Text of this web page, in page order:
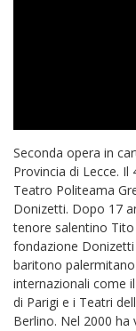
Seconda opera in
Provincia di Lecce.
Teatro Politeama
Donizetti. Dopo 17
tenore salentino
fondazione
baritono
internazionali come
di Parigi e i Teatri
Berlino. Nel 2000 ha